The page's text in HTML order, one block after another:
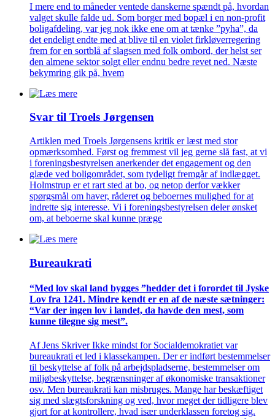
I mere end to måneder ventede danskerne spændt på, hvordan
valget skulle falde ud. Som borger med bopæl i en non-profit
boligafdeling, var jeg nok ikke ene om at tænke ”pyha”, da
det endeligt endte med at blive til en violet firkløverregering
frem for en sortblå af slagsen med folk ombord, der helst ser
den almene sektor solgt eller endnu bedre revet ned. Næste
bekymring gik på, hvem
Svar til Troels Jørgensen
Artiklen med Troels Jørgensens kritik er læst med stor
opmærksomhed. Først og fremmest vil jeg gerne slå fast, at vi
i foreningsbestyrelsen anerkender det engagement og den
glæde ved boligområdet, som tydeligt fremgår af indlægget.
Holmstrup er et rart sted at bo, og netop derfor vækker
spørgsmål om haver, råderet og beboernes mulighed for at
indrette sig interesse. Vi i foreningsbestyrelsen deler ønsket
om, at beboerne skal kunne præge
Bureaukrati
“Med lov skal land bygges ”hedder det i forordet til Jyske
Lov fra 1241. Mindre kendt er en af de næste sætninger:
“Var der ingen lov i landet, da havde den mest, som
kunne tilegne sig mest”.
Af Jens Skriver Ikke mindst for Socialdemokratiet var
bureaukrati et led i klassekampen. Der er indført bestemmelser
til beskyttelse af folk på arbejdspladserne, bestemmelser om
miljøbeskyttelse, begrænsninger af økonomiske transaktioner
osv. Men bureaukrati kan misbruges. Mange har beskæftiget
sig med slægtsforskning og ved, hvor meget der tidligere blev
gjort for at kontrollere, hvad især underklassen foretog sig.